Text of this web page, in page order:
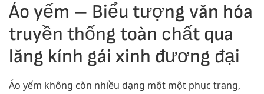
Áo yếm – Biểu tượng văn hóa
truyền thống toàn chất qua
lăng kính gái xinh đương đại
Áo yếm không còn nhiều dạng một một phục trang,